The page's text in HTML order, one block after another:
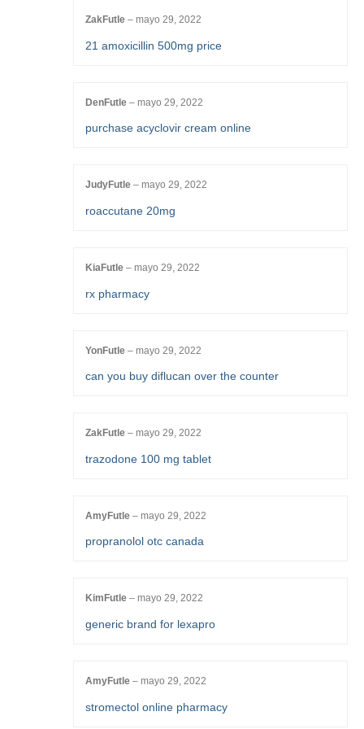
ZakFutle – mayo 29, 2022
21 amoxicillin 500mg price
DenFutle – mayo 29, 2022
purchase acyclovir cream online
JudyFutle – mayo 29, 2022
roaccutane 20mg
KiaFutle – mayo 29, 2022
rx pharmacy
YonFutle – mayo 29, 2022
can you buy diflucan over the counter
ZakFutle – mayo 29, 2022
trazodone 100 mg tablet
AmyFutle – mayo 29, 2022
propranolol otc canada
KimFutle – mayo 29, 2022
generic brand for lexapro
AmyFutle – mayo 29, 2022
stromectol online pharmacy